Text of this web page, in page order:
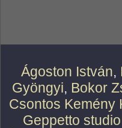
Ágoston István,
Gyöngyi, Bokor
Csontos Kemény
Geppetto